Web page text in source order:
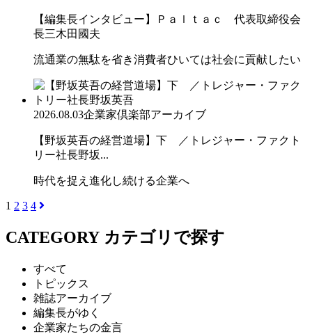
【編集長インタビュー】Ｐａｌｔａｃ 代表取締役会
長三木田國夫
流通業の無駄を省き消費者ひいては社会に貢献したい
2026.08.03企業家倶楽部アーカイブ
【野坂英吾の経営道場】下 ／トレジャー・ファクト
リー社長野坂...
時代を捉え進化し続ける企業へ
1 2 3 4
CATEGORY カテゴリで探す
すべて
トピックス
雑誌アーカイブ
編集長がゆく
企業家たちの金言